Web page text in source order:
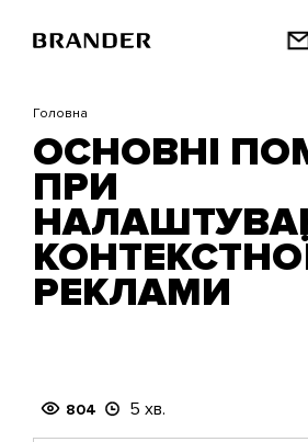
основного
Головна
ОСНОВНІ
ПРИ
РЕКЛАМИ
804 5 хв.